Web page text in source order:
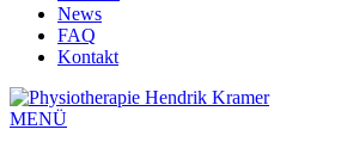
News
FAQ
Kontakt
MENÜ